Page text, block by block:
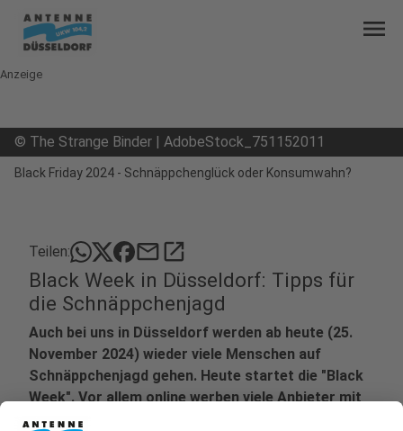
menu
Anzeige
© The Strange Binder | AdobeStock_751152011
Black Friday 2024 - Schnäppchenglück oder Konsumwahn?
Teilen: mailopen_in_new
Black Week in Düsseldorf: Tipps für
die Schnäppchenjagd
Auch bei uns in Düsseldorf werden ab heute (25.
November 2024) wieder viele Menschen auf
Schnäppchenjagd gehen. Heute startet die "Black
Week". Vor allem online werben viele Anbieter mit
Rabatten. Dabei sollten wir aber vorsichtig sein,